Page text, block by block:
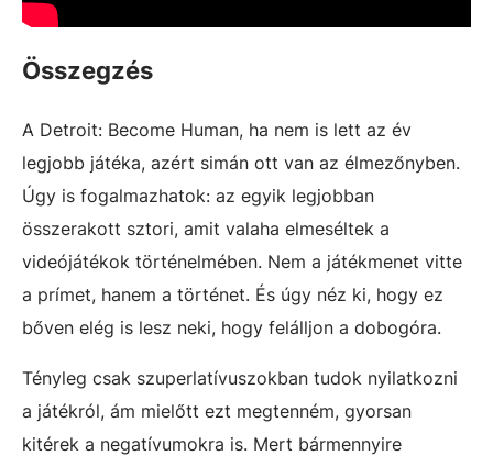
Összegzés
A Detroit: Become Human, ha nem is lett az év
legjobb játéka, azért simán ott van az élmezőnyben.
Úgy is fogalmazhatok: az egyik legjobban
összerakott sztori, amit valaha elmeséltek a
videójátékok történelmében. Nem a játékmenet vitte
a prímet, hanem a történet. És úgy néz ki, hogy ez
bőven elég is lesz neki, hogy felálljon a dobogóra.
Tényleg csak szuperlatívuszokban tudok nyilatkozni
a játékról, ám mielőtt ezt megtenném, gyorsan
kitérek a negatívumokra is. Mert bármennyire